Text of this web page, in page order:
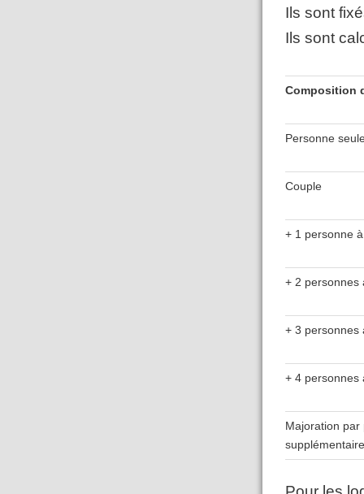
Ils sont
Ils sont
Composition
Personne
Couple
+ 1 personne
+ 2 personnes
+ 3 personnes
+ 4 personnes
Majoration